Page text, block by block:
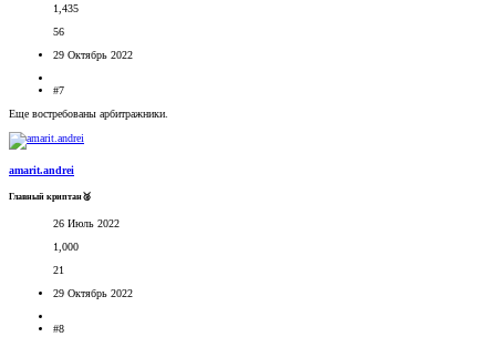
1,435
56
29 Октябрь 2022
#7
Еще востребованы арбитражники.
amarit.andrei
Главный криптан🥈
26 Июль 2022
1,000
21
29 Октябрь 2022
#8